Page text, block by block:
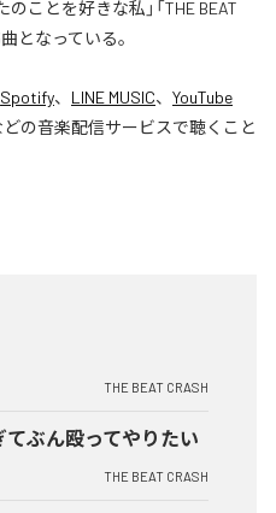
ことを好きな私」「THE BEAT
となっている。
Spotify、 LINE MUSIC、 YouTube
どの音楽配信サービスで聴くこと
THE BEAT CRASH
ぶん殴ってやりたい
THE BEAT CRASH